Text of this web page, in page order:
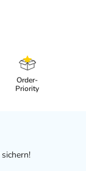
Order-
Priority
sichern!